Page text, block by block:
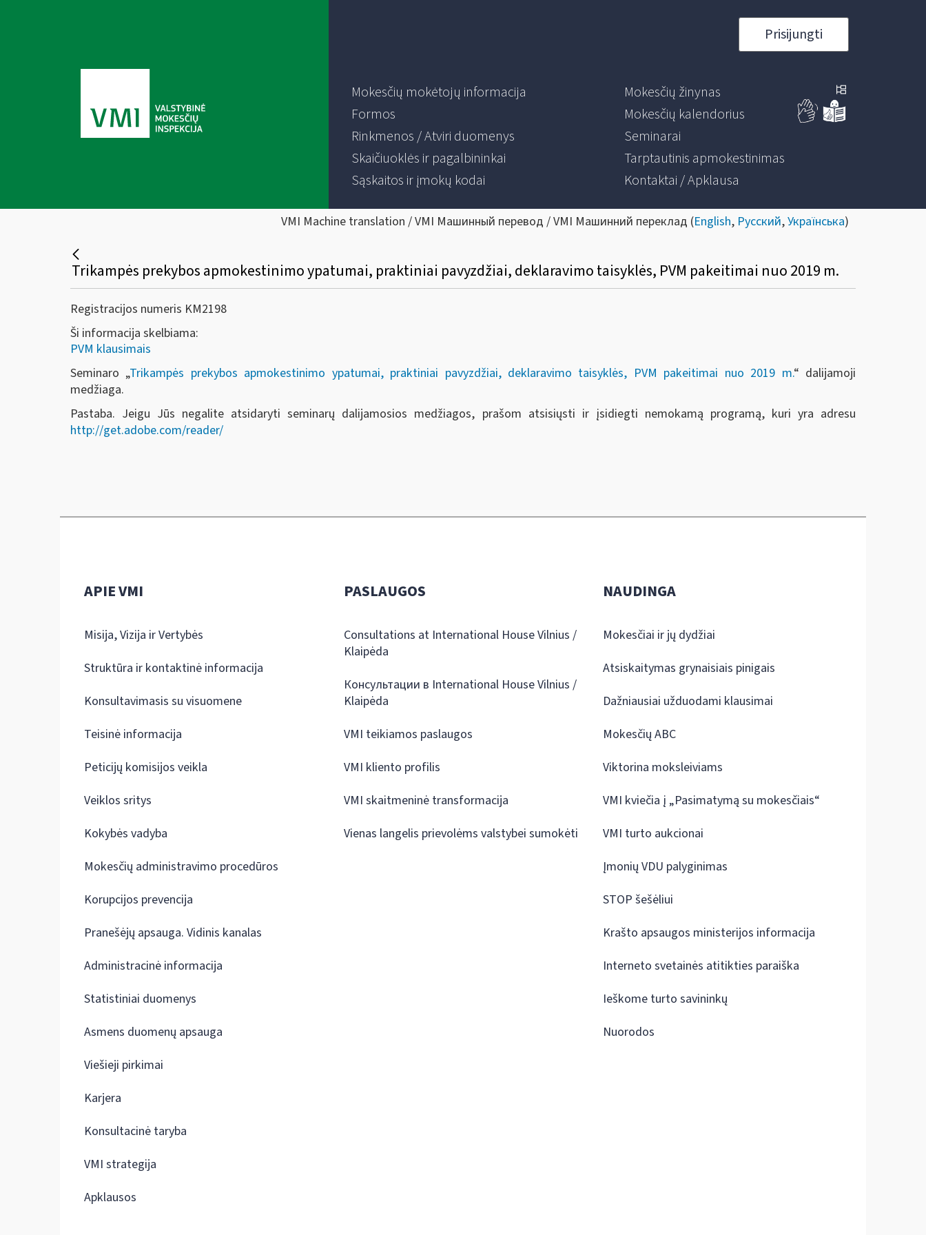
Prisijungti
Mokesčių mokėtojų informacija
Formos
Rinkmenos / Atviri duomenys
Skaičiuoklės ir pagalbininkai
Sąskaitos ir įmokų kodai
Mokesčių žinynas
Mokesčių kalendorius
Seminarai
Tarptautinis apmokestinimas
Kontaktai / Apklausa
VMI Machine translation / VMI Машинный перевод / VMI Машинний переклад (English, Русский,Українська)
Trikampės prekybos apmokestinimo ypatumai, praktiniai pavyzdžiai, deklaravimo taisyklės, PVM pakeitimai nuo 2019 m.
Registracijos numeris KM2198
Ši informacija skelbiama:
PVM klausimais
Seminaro „Trikampės prekybos apmokestinimo ypatumai, praktiniai pavyzdžiai, deklaravimo taisyklės, PVM pakeitimai nuo 2019 m.“ dalijamoji
medžiaga.
Pastaba. Jeigu Jūs negalite atsidaryti seminarų dalijamosios medžiagos, prašom atsisiųsti ir įsidiegti nemokamą programą, kuri yra adresu
http://get.adobe.com/reader/
APIE VMI
Misija, Vizija ir Vertybės
Struktūra ir kontaktinė informacija
Konsultavimasis su visuomene
Teisinė informacija
Peticijų komisijos veikla
Veiklos sritys
Kokybės vadyba
Mokesčių administravimo procedūros
Korupcijos prevencija
Pranešėjų apsauga. Vidinis kanalas
Administracinė informacija
Statistiniai duomenys
Asmens duomenų apsauga
Viešieji pirkimai
Karjera
Konsultacinė taryba
VMI strategija
Apklausos
PASLAUGOS
Consultations at International House Vilnius /
Klaipėda
Консультации в International House Vilnius /
Klaipėda
VMI teikiamos paslaugos
VMI kliento profilis
VMI skaitmeninė transformacija
Vienas langelis prievolėms valstybei sumokėti
NAUDINGA
Mokesčiai ir jų dydžiai
Atsiskaitymas grynaisiais pinigais
Dažniausiai užduodami klausimai
Mokesčių ABC
Viktorina moksleiviams
VMI kviečia į „Pasimatymą su mokesčiais“
VMI turto aukcionai
Įmonių VDU palyginimas
STOP šešėliui
Krašto apsaugos ministerijos informacija
Interneto svetainės atitikties paraiška
Ieškome turto savininkų
Nuorodos